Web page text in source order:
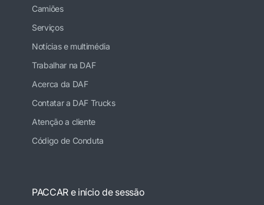
Camiões
Serviços
Notícias e multimédia
Trabalhar na DAF
Acerca da DAF
Contatar a DAF Trucks
Atenção a cliente
Código de Conduta
PACCAR e início de sessão